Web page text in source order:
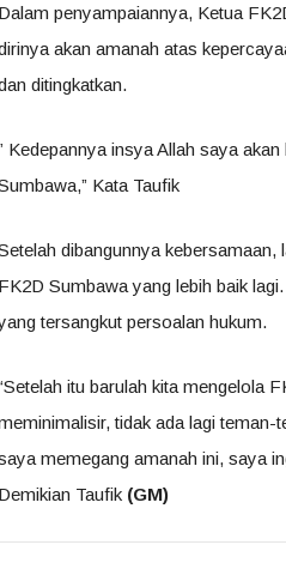
Dalam penyampaiannya, Ketua
akan amanah atas
ditingkatkan.
Kedepannya insya Allah saya
Kata Taufik
dibangunnya kebersamaan,
FK2D Sumbawa yang lebih baik
tersangkut persoalan hukum.
itu barulah kita mengelola
tidak ada lagi teman-
memegang amanah ini, saya
Demikian Taufik (GM)